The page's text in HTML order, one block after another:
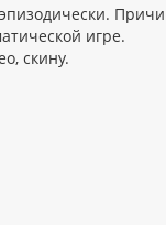
игре.
скину.